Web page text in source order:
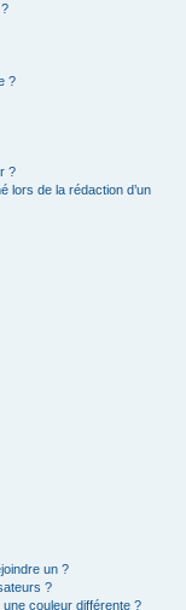
?
?
lors de la rédaction d’un
un ?
?
couleur différente ?